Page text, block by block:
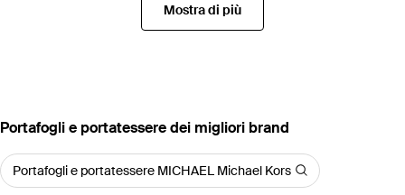
Mostra di più
‪Portafogli e portatessere‬ dei migliori brand
Portafogli e portatessere MICHAEL Michael Kors